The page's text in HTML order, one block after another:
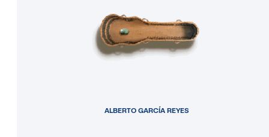
ALBERTO GARCÍA REYES